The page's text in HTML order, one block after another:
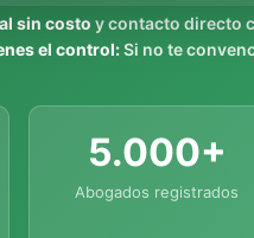
sin costo y contacto directo
el control:Si no te
5.000+
Abogados registrados